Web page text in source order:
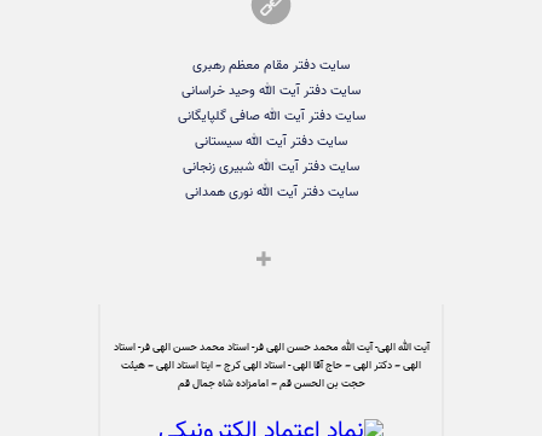
سایت دفتر مقام معظم رهبری
سایت دفتر آیت الله وحید خراسانی
سایت دفتر آیت الله صافی گلپایگانی
سایت دفتر آیت الله سیستانی
سایت دفتر آیت الله شبیری زنجانی
سایت دفتر آیت الله نوری همدانی
آیت الله الهی- آیت الله محمد حسن الهی فر- استاد محمد حسن الهی فر- استاد
الهی – دکتر الهی – حاج آقا الهی - استاد الهی کرج – ایتا استاد الهی – هیئت
حجت بن الحسن قم – امامزاده شاه جمال قم